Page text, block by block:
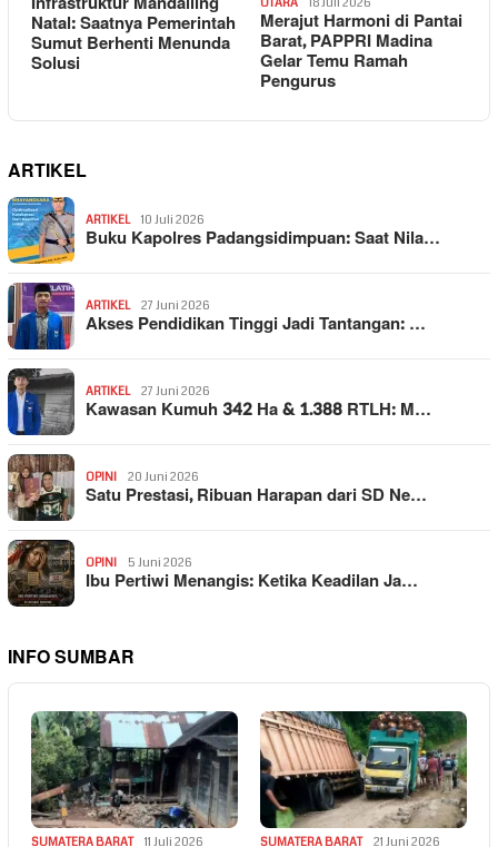
Natal: Saatnya Pemerintah
Sumut Berhenti Menunda
Solusi
Merajut Harmoni di Pantai
Barat, PAPPRI Madina
Gelar Temu Ramah
Pengurus
ARTIKEL
ARTIKEL 10 Juli 2026
Buku Kapolres Padangsidimpuan: Saat Nila…
ARTIKEL 27 Juni 2026
Akses Pendidikan Tinggi Jadi Tantangan: …
ARTIKEL 27 Juni 2026
Kawasan Kumuh 342 Ha & 1.388 RTLH: M…
OPINI 20 Juni 2026
Satu Prestasi, Ribuan Harapan dari SD Ne…
OPINI 5 Juni 2026
Ibu Pertiwi Menangis: Ketika Keadilan Ja…
INFO SUMBAR
SUMATERA BARAT 11 Juli 2026 SUMATERA BARAT 21 Juni 2026